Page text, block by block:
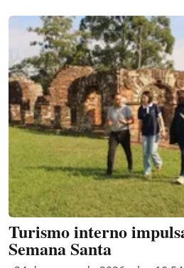
Turismo interno
Semana Santa